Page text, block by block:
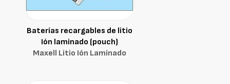
Baterías recargables de litio
Ión laminado (pouch)
Maxell Litio Ión Laminado